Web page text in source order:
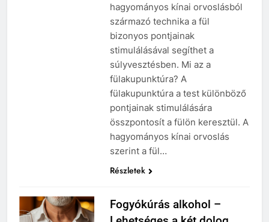
hagyományos kínai orvoslásból
származó technika a fül
bizonyos pontjainak
stimulálásával segíthet a
súlyvesztésben. Mi az a
fülakupunktúra? A
fülakupunktúra a test különböző
pontjainak stimulálására
összpontosít a fülön keresztül. A
hagyományos kínai orvoslás
szerint a fül…
Részletek
Fogyókúrás alkohol –